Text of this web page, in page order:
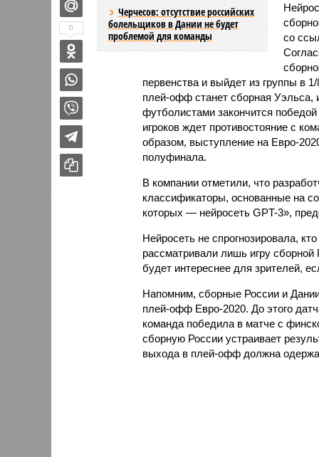
Черчесов: отсутствие российских
болельщиков в Дании не будет
проблемой для команды
со
первенства и выйдет из группы в
плей-офф станет сборная Уэльса,
футболистами закончится
игроков ждет противостояние с
образом, выступление на Евро-
полуфинала.
В компании отметили, что
классификаторы, основанные на
которых — нейросеть GPT-3»,
Нейросеть не спрогнозировала,
рассматривали лишь игру
будет интереснее для зрителей,
Напомним, сборные России и
плей-офф Евро-2020. До этого
команда победила в матче с
сборную России устраивает
выхода в плей-офф должна
0